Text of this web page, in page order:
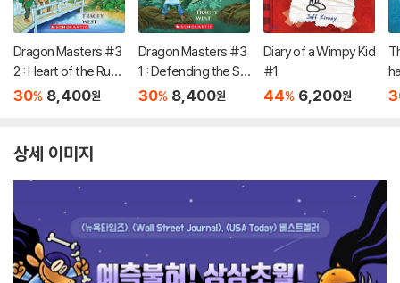
Dragon Masters #3
2 : Heart of the Ruby
Dragon (A Branches
30% 8,400원
Dragon Masters #3
1 : Defending the Sw
amp Dragon (A Bran
30% 8,400원
Diary of a Wimpy Kid
#1
44% 6,200원
상세 이미지